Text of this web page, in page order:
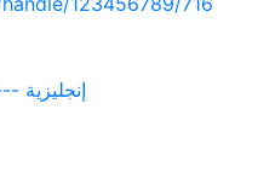
- [ VRPG-Doc-Sc] Anglais --- إنجليزية